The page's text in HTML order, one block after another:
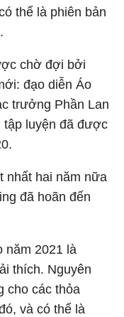
thể là phiên bản
chờ đợi bởi
đạo diễn Áo
trưởng Phần Lan
tập luyện đã được
nhất hai năm nữa
đã hoãn đến
năm 2021 là
thích. Nguyên
cho các thỏa
và có thể là